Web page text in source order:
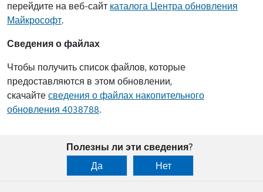
перейдите на веб-сайт каталога Центра обновления
Майкрософт.
Сведения о файлах
Чтобы получить список файлов, которые
предоставляются в этом обновлении,
скачайтесведения о файлах накопительного
обновления 4038788.
Полезны ли эти сведения?
Да
Нет